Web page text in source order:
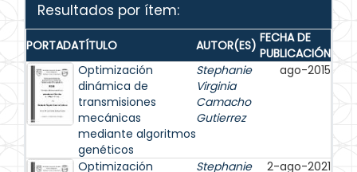
Resultados por ítem:
PORTADATÍTULO AUTOR(ES) FECHA DE
PUBLICACIÓN
Optimización
dinámica de
transmisiones
mecánicas
mediante algoritmos
genéticos
Stephanie
Virginia
Camacho
Gutierrez
ago-2015
Optimización
Stephanie
2-ago-2021